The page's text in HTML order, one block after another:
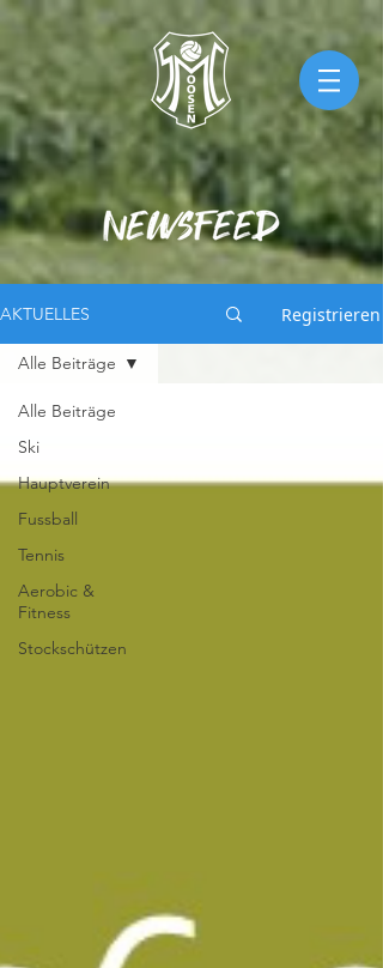
AKTUELLES Registrieren
Alle Beiträge
Ski
Hauptverein
Fussball
Tennis
Aerobic &
Fitness
Stockschützen
Alle Beiträge